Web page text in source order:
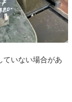
いない場合があ